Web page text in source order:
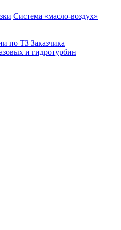
Система «масло-воздух»
по ТЗ Заказчика
и гидротурбин